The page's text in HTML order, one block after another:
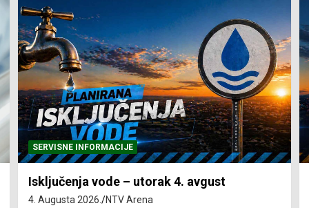
SERVISNE INFORMACIJE
Isključenja vode – utorak 4. avgust
4. Augusta 2026. NTV Arena